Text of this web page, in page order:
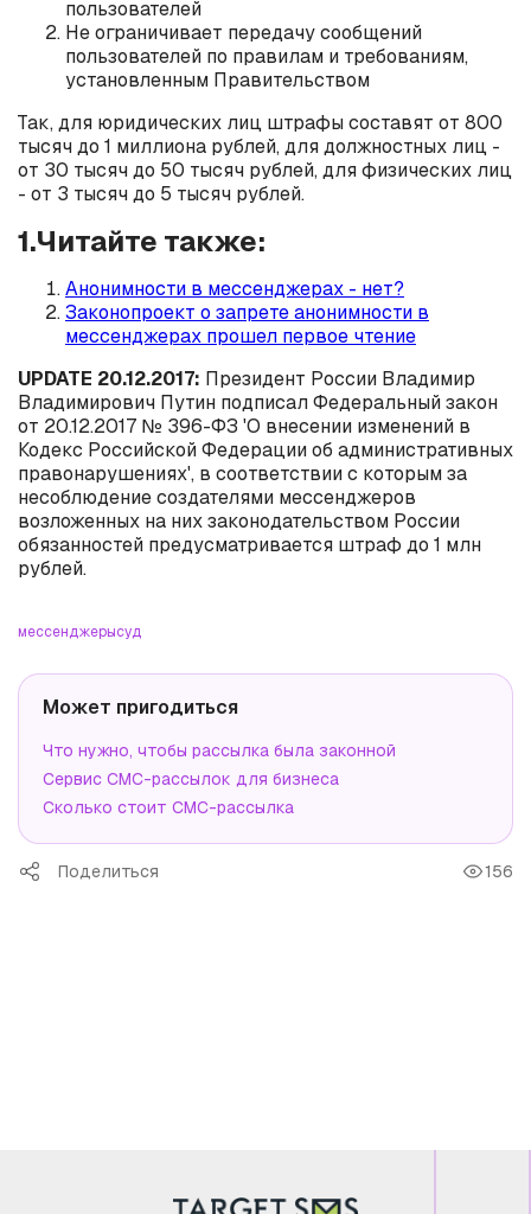
пользователей
Не ограничивает передачу сообщений
пользователей по правилам и требованиям,
установленным Правительством
Так, для юридических лиц штрафы составят от 800
тысяч до 1 миллиона рублей, для должностных лиц -
от 30 тысяч до 50 тысяч рублей, для физических лиц
- от 3 тысяч до 5 тысяч рублей.
1.Читайте также:
Анонимности в мессенджерах - нет?
Законопроект о запрете анонимности в
мессенджерах прошел первое чтение
UPDATE 20.12.2017: Президент России Владимир
Владимирович Путин подписал Федеральный закон
от 20.12.2017 № 396-ФЗ 'О внесении изменений в
Кодекс Российской Федерации об административных
правонарушениях', в соответствии с которым за
несоблюдение создателями мессенджеров
возложенных на них законодательством России
обязанностей предусматривается штраф до 1 млн
рублей.
мессенджерысуд
Может пригодиться
Что нужно, чтобы рассылка была законной
Сервис СМС-рассылок для бизнеса
Сколько стоит СМС-рассылка
Поделиться 156